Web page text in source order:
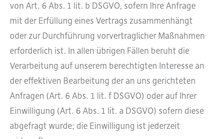
von Art. 6 Abs. 1 lit. b DSGVO, sofern Ihre Anfrage
mit der Erfüllung eines Vertrags zusammenhängt
oder zur Durchführung vorvertraglicher Maßnahmen
erforderlich ist. In allen übrigen Fällen beruht die
Verarbeitung auf unserem berechtigten Interesse an
der effektiven Bearbeitung der an uns gerichteten
Anfragen (Art. 6 Abs. 1 lit. f DSGVO) oder auf Ihrer
Einwilligung (Art. 6 Abs. 1 lit. a DSGVO) sofern diese
abgefragt wurde; die Einwilligung ist jederzeit